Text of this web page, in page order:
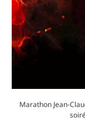
Marathon Jean-